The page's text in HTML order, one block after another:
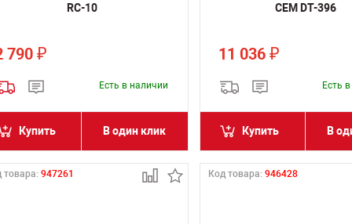
RC-10
790 ₽
Есть в наличии
Купить В один клик
CEM DT-396
11 036 ₽
Есть
Купить В
товара: 947261 Код товара: 946428